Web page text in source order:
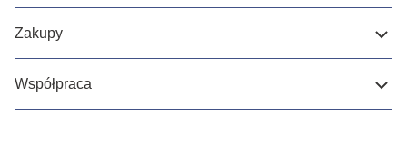
Zakupy
Współpraca